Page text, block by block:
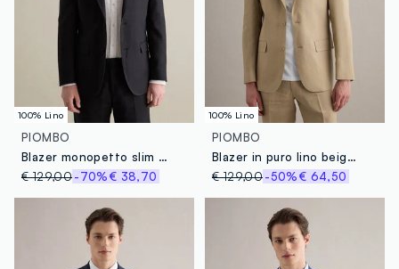
100% Lino
PIOMBO
Blazer monopetto slim fit in lino
€ 129,00-70%€ 38,70
100% Lino
PIOMBO
Blazer in puro lino beige slim fit
€ 129,00-50%€ 64,50